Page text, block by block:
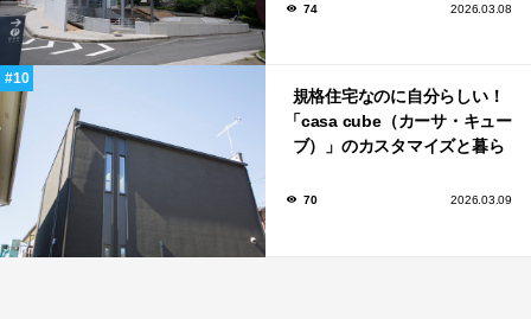
74 2026.03.08
規格住宅なのに自分らしい！
「casa cube（カーサ・キュー
ブ）」のカスタマイズと暮ら
70 2026.03.09